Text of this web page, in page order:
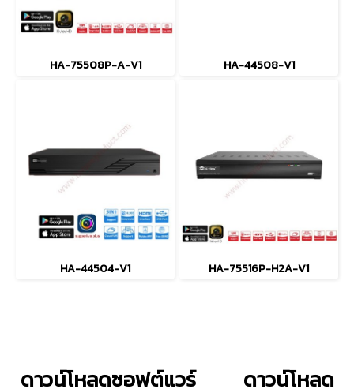
HA-75508P-A-V1 HA-44508-V1
HA-44504-V1 HA-75516P-H2A-V1
ดาวน์โหลดซอฟต์แวร์ ดาวน์โหลด